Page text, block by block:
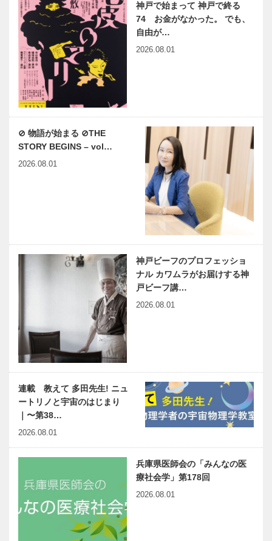
神戸で始まって 神戸で終る
74 お金がなかった。 でも、
自由が…
2026.08.01
⊘ 物語が始まる ⊘THE
STORY BEGINS – vol…
2026.08.01
神戸ビーフのプロフェッショ
ナル カワムラがお届けする神
戸ビーフ講…
2026.08.01
連載 教えて 多田先生! ニュ
ートリノと宇宙のはじまり
｜〜第38…
2026.08.01
兵庫県医師会の「みんなの医
療社会学」第178回
2026.08.01